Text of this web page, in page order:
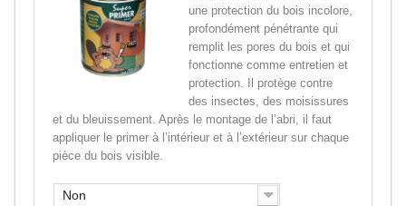
une protection du bois incolore,
profondément pénétrante qui
remplit les pores du bois et qui
fonctionne comme entretien et
protection. Il protège contre
des insectes, des moisissures
et du bleuissement. Après le montage de l’abri, il faut
appliquer le primer à l’intérieur et à l’extérieur sur chaque
pièce du bois visible.
Non